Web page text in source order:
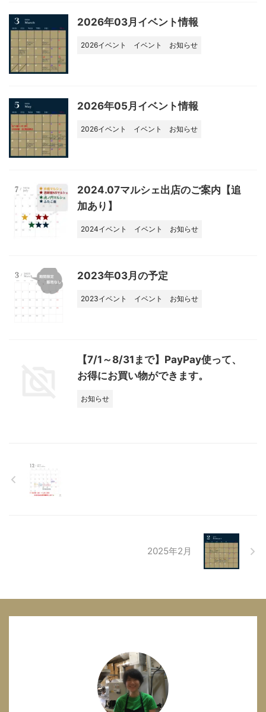
2026年03月イベント情報
2026イベント イベント お知らせ
2026年05月イベント情報
2026イベント イベント お知らせ
2024.07マルシェ出店のご案内【追
加あり】
2024イベント イベント お知らせ
2023年03月の予定
2023イベント イベント お知らせ
【7/1～8/31まで】PayPay使って、
お得にお買い物ができます。
お知らせ
2025年2月